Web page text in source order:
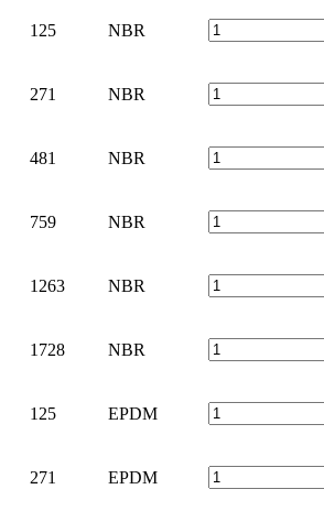
125 NBR
271 NBR
481 NBR
759 NBR
1263 NBR
1728 NBR
125 EPDM
271 EPDM